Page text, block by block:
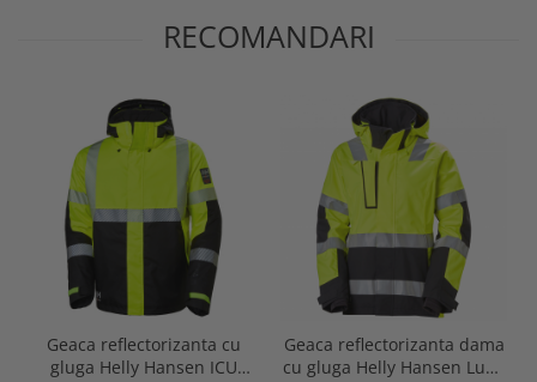
RECOMANDARI
Geaca reflectorizanta cu
gluga Helly Hansen ICU
Geaca reflectorizanta dama
cu gluga Helly Hansen Luna